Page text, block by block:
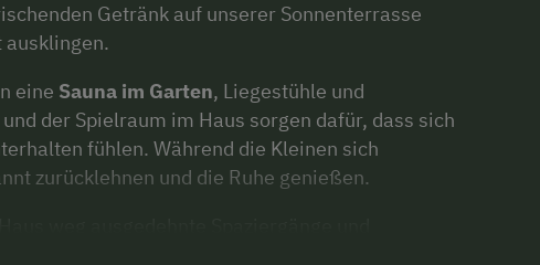
Getränk auf unserer Sonnenterrasse
ausklingen.
eine Sauna im Garten, Liegestühle und
der Spielraum im Haus sorgen dafür, dass sich
fühlen. Während die Kleinen sich
zurücklehnen und die Ruhe genießen.